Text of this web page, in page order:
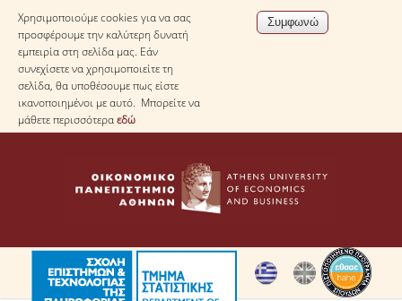
Χρησιμοποιούμε cookies για να σας
προσφέρουμε την καλύτερη δυνατή
εμπειρία στη σελίδα μας. Εάν
συνεχίσετε να χρησιμοποιείτε τη
σελίδα, θα υποθέσουμε πως είστε
ικανοποιημένοι με αυτό. Μπορείτε να
μάθετε περισσότεραεδώ